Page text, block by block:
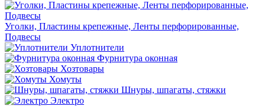
Уголки, Пластины крепежные, Ленты перфорированные,
Подвесы
Уплотнители
Фурнитура оконная
Хозтовары
Хомуты
Шнуры, шпагаты, стяжки
Электро